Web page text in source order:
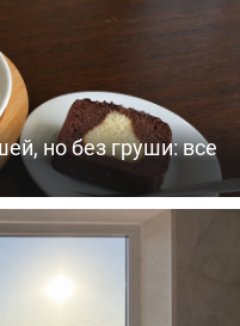
но без груши: все